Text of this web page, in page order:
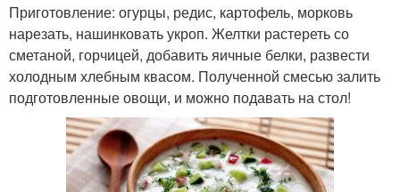
Приготовление: огурцы, редис, картофель, морковь
нарезать, нашинковать укроп. Желтки растереть со
сметаной, горчицей, добавить яичные белки, развести
холодным хлебным квасом. Полученной смесью залить
подготовленные овощи, и можно подавать на стол!